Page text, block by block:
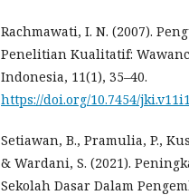
Rachmawati, I. N. (2007).
Penelitian Kualitatif:
Indonesia, 11(1), 35–40.
https://doi.org/10.7454/
Setiawan, B., Pramulia, P.,
& Wardani, S. (2021).
Sekolah Dasar Dalam